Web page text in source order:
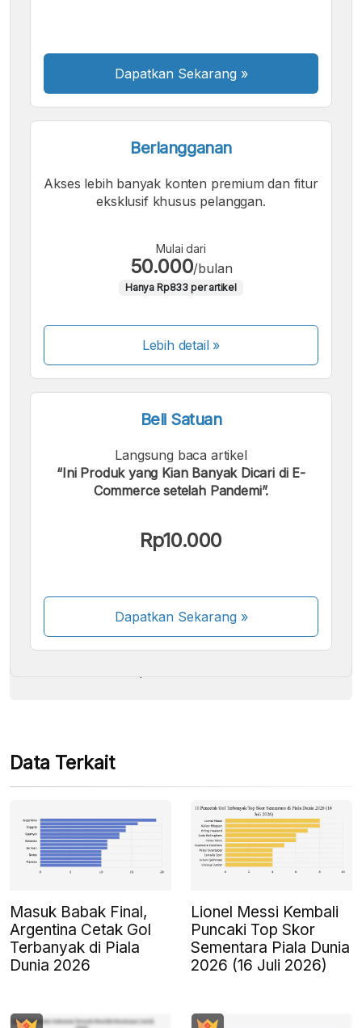
Dapatkan Sekarang »
Berlangganan
Akses lebih banyak konten premium dan fitur
eksklusif khusus pelanggan.
Mulai dari
50.000/bulan
Hanya Rp833 per artikel
Lebih detail »
Beli Satuan
Langsung baca artikel
“Ini Produk yang Kian Banyak Dicari di E-
Commerce setelah Pandemi”.
Rp10.000
Dapatkan Sekarang»
Kami menerima pembayaran berikut:
Beberapa metode pembayaran masih dalam
Data Terkait
Masuk Babak Final,
Argentina Cetak Gol
Terbanyak di Piala
Dunia 2026
Lionel Messi Kembali
Puncaki Top Skor
Sementara Piala Dunia
2026 (16 Juli 2026)